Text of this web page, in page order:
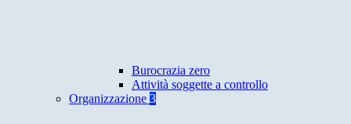
Burocrazia zero
Attività soggette a controllo
Organizzazione 3